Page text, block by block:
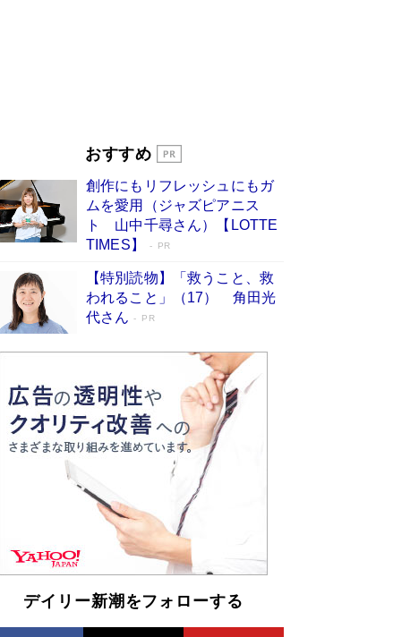
開発への関心を押し上げた18年の物語に幕 特装
Book Bang
友近氏、絶賛！ 鎌倉を舞台に、孤独を抱えた
人々が新たな一歩を踏み出す連作短篇集『海のほ
とりのプラネット』試し読み
おすすめ
創作にもリフレッシュにもガ
ムを愛用（ジャズピアニス
ト 山中千尋さん）【LOTTE
TIMES】
PR
【特別読物】「救うこと、救
われること」（17） 角田光
代さん
PR
デイリー新潮をフォローする